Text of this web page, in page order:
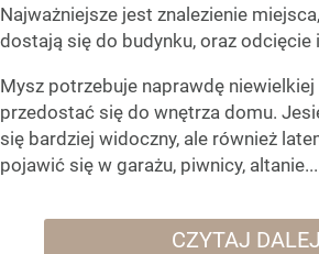
Najważniejsze jest znalezienie
dostają się do budynku, oraz odcięcie
Mysz potrzebuje naprawdę niewielkiej
przedostać się do wnętrza domu.
się bardziej widoczny, ale również
pojawić się w garażu, piwnicy, altanie...
CZYTAJ DALEJ